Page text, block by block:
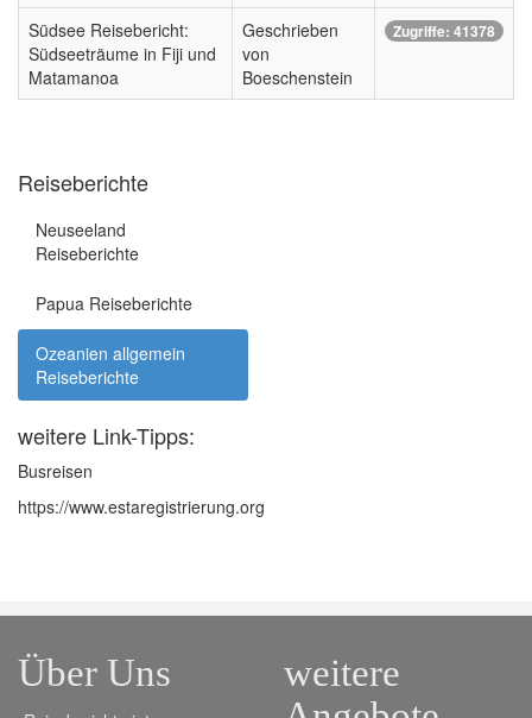
Südsee Reisebericht:
Südseeträume in Fiji und
Matamanoa
Geschrieben
von
Boeschenstein
Zugriffe: 41378
Reiseberichte
Neuseeland
Reiseberichte
Papua Reiseberichte
Ozeanien allgemein
Reiseberichte
weitere Link-Tipps:
Busreisen
https://www.estaregistrierung.org
Über Uns
weitere